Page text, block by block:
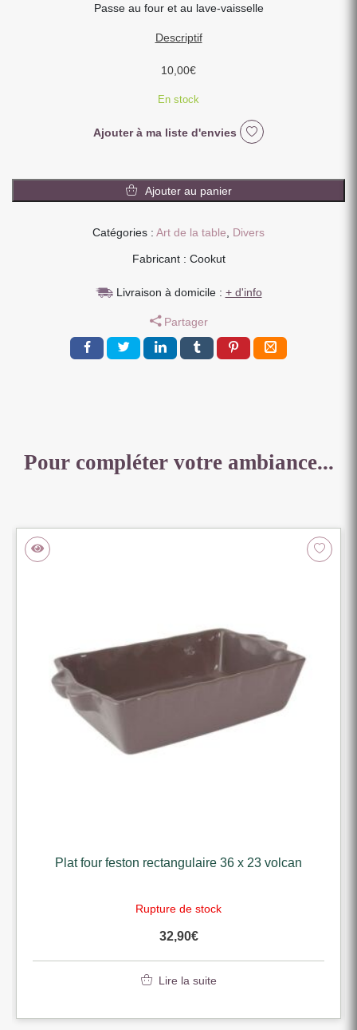
Passe au four et au lave-vaisselle
Descriptif
10,00€
En stock
Ajouter à ma liste d'envies
de
POIGNEE
TRANSPARENT
DIAMANT
Ajouter au panier
Catégories : Art de la table, Divers
Fabricant : Cookut
Livraison à domicile : + d'info
Partager
Pour compléter votre ambiance...
Plat four feston rectangulaire 36 x 23 volcan
Rupture de stock
32,90€
Lire la suite